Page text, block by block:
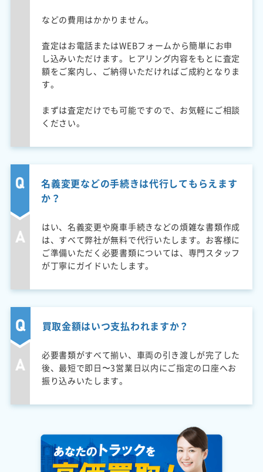
などの費用はかかりません。
査定はお電話またはWEBフォームから簡単にお申
し込みいただけます。ヒアリング内容をもとに査定
額をご案内し、ご納得いただければご成約となりま
す。
まずは査定だけでも可能ですので、お気軽にご相談
ください。
名義変更などの手続きは代行してもらえます
か？
はい、名義変更や廃車手続きなどの煩雑な書類作成
は、すべて弊社が無料で代行いたします。お客様に
ご準備いただく必要書類については、専門スタッフ
が丁寧にガイドいたします。
買取金額はいつ支払われますか？
必要書類がすべて揃い、車両の引き渡しが完了した
後、最短で即日〜3営業日以内にご指定の口座へお
振り込みいたします。